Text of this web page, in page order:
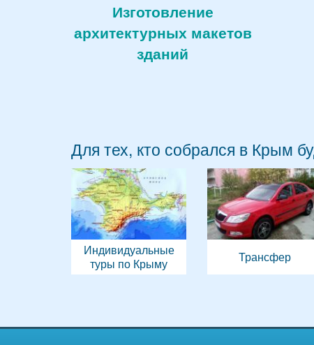
Изготовление
архитектурных макетов
зданий
Для тех, кто собрался в Крым
Индивидуальные
туры по Крыму
Трансфер